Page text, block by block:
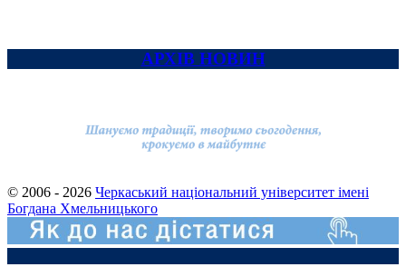
АРХІВ НОВИН
© 2006 - 2026 Черкаський національний університет імені
Богдана Хмельницького